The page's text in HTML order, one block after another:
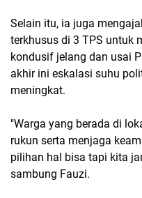
Selain itu, ia juga
terkhusus di 3 TPS untuk
kondusif jelang dan usai
akhir ini eskalasi suhu
meningkat.
"Warga yang berada di
rukun serta menjaga
pilihan hal bisa tapi kita
sambung Fauzi.